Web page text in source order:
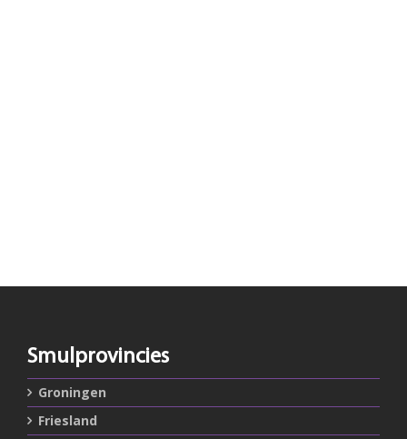
Smulprovincies
Groningen
Friesland